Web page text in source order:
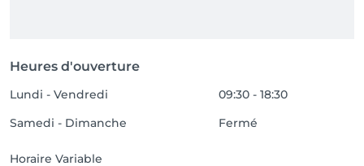
Heures d'ouverture
Lundi - Vendredi
09:30 - 18:30
Samedi - Dimanche
Fermé
Horaire Variable